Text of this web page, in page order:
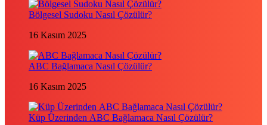
Bölgesel Sudoku Nasıl Çözülür?
16 Kasım 2025
ABC Bağlamaca Nasıl Çözülür?
16 Kasım 2025
Küp Üzerinden ABC Bağlamaca Nasıl Çözülür?